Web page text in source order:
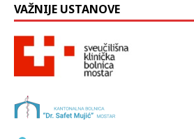
VAŽNIJE USTANOVE